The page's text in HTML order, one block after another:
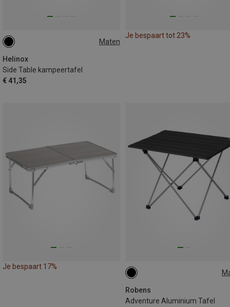
Maten
Helinox
Side Table kampeertafel
€ 41,35
SMALL
Je bespaart tot 23%
Je bespaart 17%
Robens
Adventure Aluminium Tafel
L